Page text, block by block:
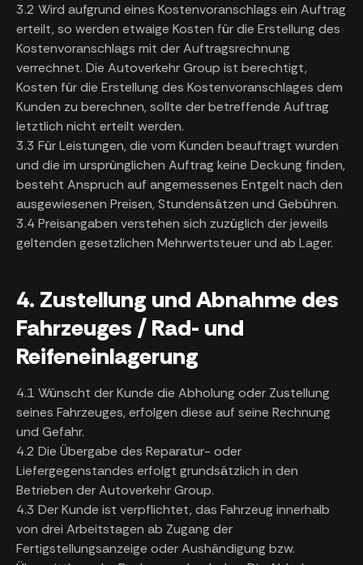
3.2 Wird aufgrund eines Kostenvoranschlags ein Auftrag
erteilt, so werden etwaige Kosten für die Erstellung des
Kostenvoranschlags mit der Auftragsrechnung
verrechnet. Die Autoverkehr Group ist berechtigt,
Kosten für die Erstellung des Kostenvoranschlages dem
Kunden zu berechnen, sollte der betreffende Auftrag
letztlich nicht erteilt werden.
3.3 Für Leistungen, die vom Kunden beauftragt wurden
und die im ursprünglichen Auftrag keine Deckung finden,
besteht Anspruch auf angemessenes Entgelt nach den
ausgewiesenen Preisen, Stundensätzen und Gebühren.
3.4 Preisangaben verstehen sich zuzüglich der jeweils
geltenden gesetzlichen Mehrwertsteuer und ab Lager.
4. Zustellung und Abnahme des
Fahrzeuges / Rad- und
Reifeneinlagerung
4.1 Wünscht der Kunde die Abholung oder Zustellung
seines Fahrzeuges, erfolgen diese auf seine Rechnung
und Gefahr.
4.2 Die Übergabe des Reparatur- oder
Liefergegenstandes erfolgt grundsätzlich in den
Betrieben der Autoverkehr Group.
4.3 Der Kunde ist verpflichtet, das Fahrzeug innerhalb
von drei Arbeitstagen ab Zugang der
Fertigstellungsanzeige oder Aushändigung bzw.